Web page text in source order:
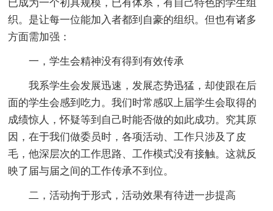
已成为一个初具规模，已有体系，有自己特色的学生组
织。是让每一位能加入者都到自豪的组织。但也有诸多
方面需加强：
一，学生会精神没有得到有效传承
我系学生会发展迅速，发展态势迅猛，却使跟在后
面的学生会感到吃力。我们时常感叹上届学生会取得的
成绩惊人，怀疑等到自己时能否做的如此成功。究其原
因，在于我们做委员时，各项活动、工作只涉及了皮
毛，他深层次的工作思路、工作模式没有接触。这就反
映了届与届之间的工作传承不到位。
二，活动拘于形式，活动效果有待进一步提高